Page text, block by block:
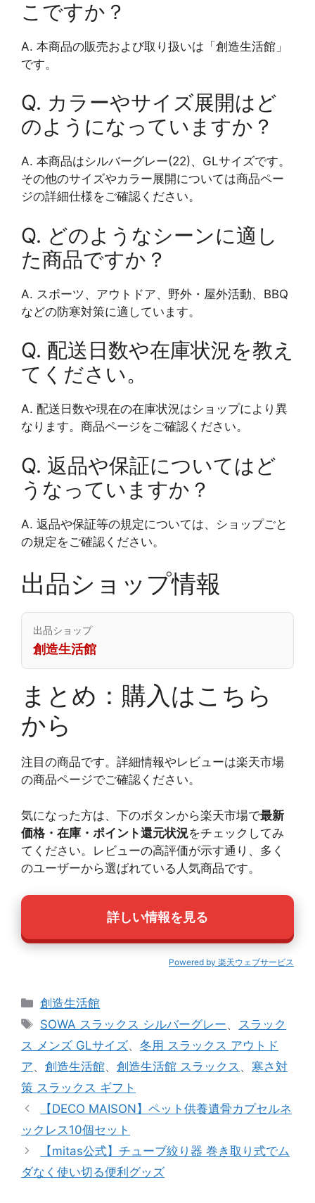
こですか？
A. 本商品の販売および取り扱いは「創造生活館」
です。
Q. カラーやサイズ展開はど
のようになっていますか？
A. 本商品はシルバーグレー(22)、GLサイズです。
その他のサイズやカラー展開については商品ペー
ジの詳細仕様をご確認ください。
Q. どのようなシーンに適し
た商品ですか？
A. スポーツ、アウトドア、野外・屋外活動、BBQ
などの防寒対策に適しています。
Q. 配送日数や在庫状況を教え
てください。
A. 配送日数や現在の在庫状況はショップにより異
なります。商品ページをご確認ください。
Q. 返品や保証についてはど
うなっていますか？
A. 返品や保証等の規定については、ショップごと
の規定をご確認ください。
出品ショップ情報
出品ショップ
創造生活館
まとめ：購入はこちら
から
注目の商品です。詳細情報やレビューは楽天市場
の商品ページでご確認ください。
気になった方は、下のボタンから楽天市場で最新
価格・在庫・ポイント還元状況をチェックしてみ
てください。レビューの高評価が示す通り、多く
のユーザーから選ばれている人気商品です。
詳しい情報を見る
Powered by 楽天ウェブサービス
カ
テ
リ
ー
創造生活館
タ
グ
SOWA スラックス シルバーグレー、 スラック
ス メンズ GLサイズ、 冬用 スラックス アウトド
ア、 創造生活館、 創造生活館 スラックス 、 寒さ対
策 スラックス ギフト
【DECO MAISON】ペット供養遺骨カプセルネ
ックレス10個セット
【mitas公式】チューブ絞り器 巻き取り式でム
ダなく使い切る便利グッズ